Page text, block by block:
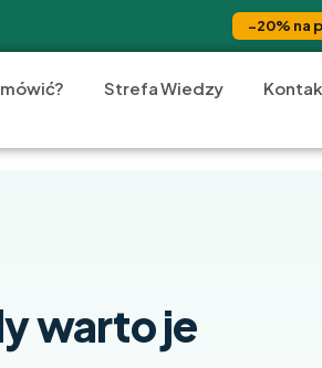
−20% na
Strefa Wiedzy
warto je